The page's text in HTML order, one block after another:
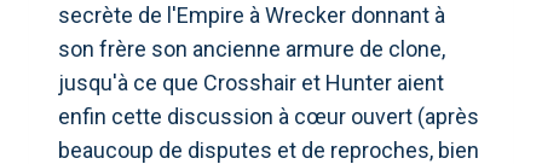
secrète de l'Empire à Wrecker donnant à
son frère son ancienne armure de clone,
jusqu'à ce que Crosshair et Hunter aient
enfin cette discussion à cœur ouvert (après
beaucoup de disputes et de reproches, bien